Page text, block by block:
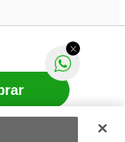
0001-
RF